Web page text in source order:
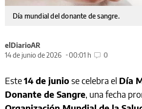
Día mundial del donante de sangre.
elDiarioAR
14 de junio de 2026
00:01 h 0
Este14 de juniose celebra el Día
Donante de Sangre, una fecha